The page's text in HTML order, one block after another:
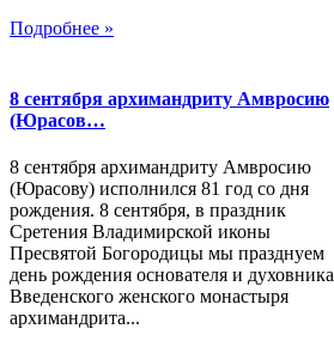
Подробнее »
8 сентября архимандриту Амвросию
(Юрасов…
8 сентября архимандриту Амвросию
(Юрасову) исполнился 81 год со дня
рождения. 8 сентября, в праздник
Сретения Владимирской иконы
Пресвятой Богородицы мы празднуем
день рождения основателя и духовника
Введенского женского монастыря
архимандрита...